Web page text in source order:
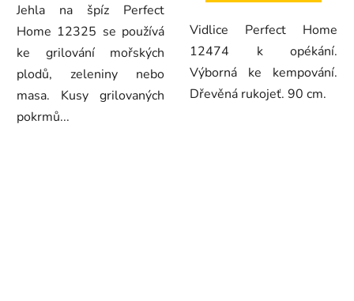
Jehla na špíz Perfect
Home 12325 se používá
ke grilování mořských
plodů, zeleniny nebo
masa. Kusy grilovaných
pokrmů...
Vidlice Perfect Home
12474 k opékání.
Výborná ke kempování.
Dřevěná rukojeť. 90 cm.